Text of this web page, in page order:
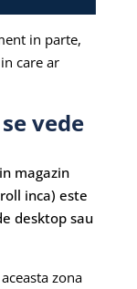
in parte,
care ar
vede
magazin
inca) este
desktop sau
zona